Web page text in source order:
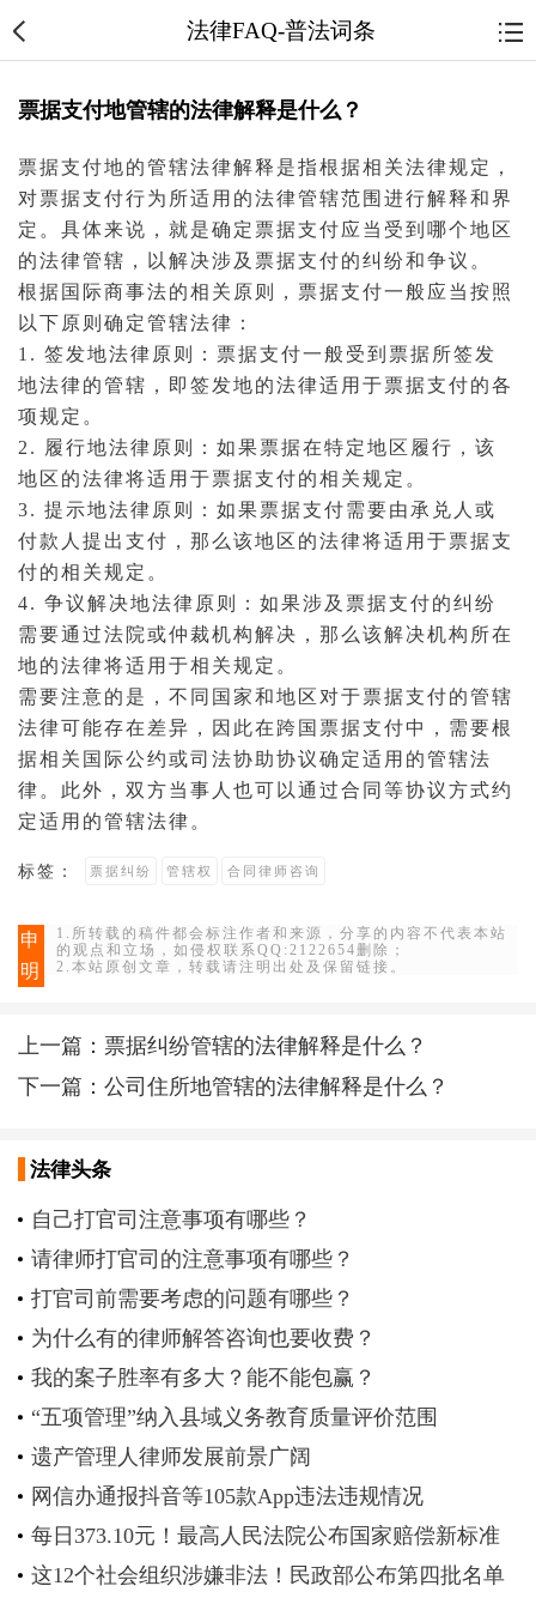
法律FAQ-普法词条
票据支付地管辖的法律解释是什么？
票据支付地的管辖法律解释是指根据相关法律规定，
对票据支付行为所适用的法律管辖范围进行解释和界
定。具体来说，就是确定票据支付应当受到哪个地区
的法律管辖，以解决涉及票据支付的纠纷和争议。
根据国际商事法的相关原则，票据支付一般应当按照
以下原则确定管辖法律：
1. 签发地法律原则：票据支付一般受到票据所签发
地法律的管辖，即签发地的法律适用于票据支付的各
项规定。
2. 履行地法律原则：如果票据在特定地区履行，该
地区的法律将适用于票据支付的相关规定。
3. 提示地法律原则：如果票据支付需要由承兑人或
付款人提出支付，那么该地区的法律将适用于票据支
付的相关规定。
4. 争议解决地法律原则：如果涉及票据支付的纠纷
需要通过法院或仲裁机构解决，那么该解决机构所在
地的法律将适用于相关规定。
需要注意的是，不同国家和地区对于票据支付的管辖
法律可能存在差异，因此在跨国票据支付中，需要根
据相关国际公约或司法协助协议确定适用的管辖法
律。此外，双方当事人也可以通过合同等协议方式约
定适用的管辖法律。
标签： 票据纠纷 管辖权 合同律师咨询
申
明
1.所转载的稿件都会标注作者和来源，分享的内容不代表本站
的观点和立场，如侵权联系QQ:2122654删除；
2.本站原创文章，转载请注明出处及保留链接。
上一篇： 票据纠纷管辖的法律解释是什么？
下一篇：公司住所地管辖的法律解释是什么？
法律头条
自己打官司注意事项有哪些？
请律师打官司的注意事项有哪些？
打官司前需要考虑的问题有哪些？
为什么有的律师解答咨询也要收费？
我的案子胜率有多大？能不能包赢？
“五项管理”纳入县域义务教育质量评价范围
遗产管理人律师发展前景广阔
网信办通报抖音等105款App违法违规情况
每日373.10元！最高人民法院公布国家赔偿新标准
这12个社会组织涉嫌非法！民政部公布第四批名单